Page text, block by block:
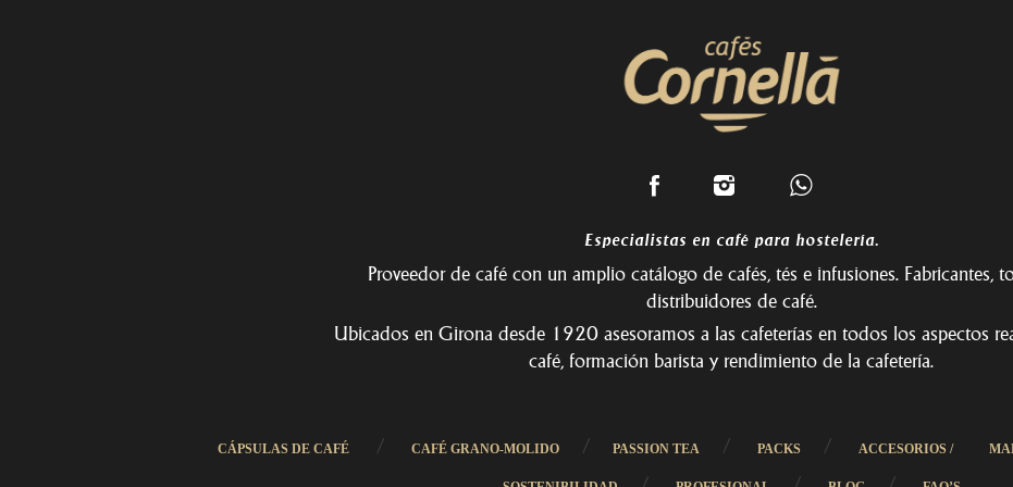
Especialistas en café para hostelería.
Proveedor de café con un amplio catálogo de cafés, tés e infusiones. Fabricantes,
distribuidores de café.
Ubicados en Girona desde 1920 asesoramos a las cafeterías en todos los aspectos
café, formación barista y rendimiento de la cafetería.
CÁPSULAS DE CAFÉ / CAFÉ GRANO-MOLIDO / PASSION TEA / PACKS / ACCESORIOS /